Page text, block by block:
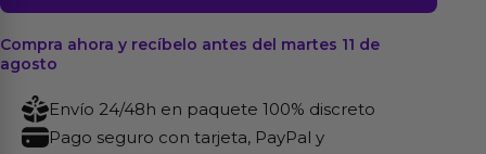
RoseBud
Classic
con
Joya
Verde
Compra ahora y recíbelo antes del martes 11 de
agosto
Envío 24/48h en paquete 100% discreto
Pago seguro con tarjeta, PayPal y